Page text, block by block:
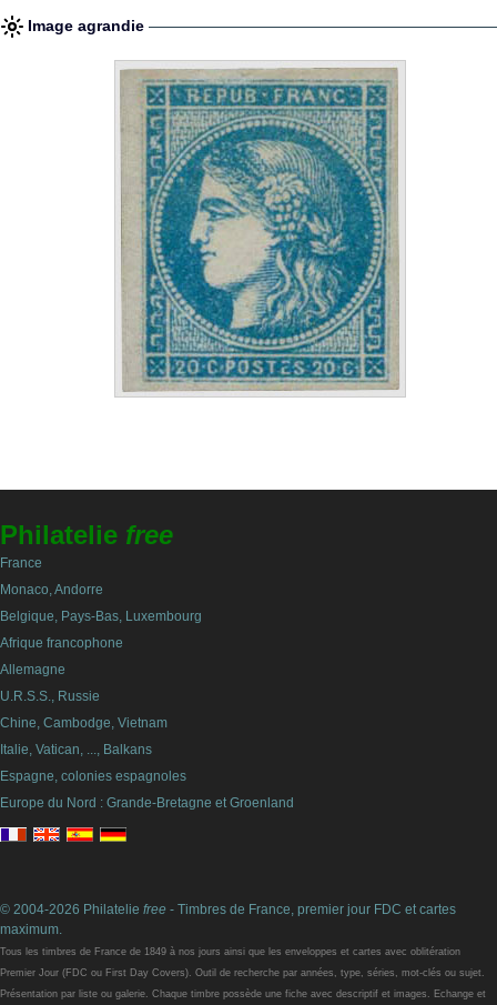
Image agrandie
Philatelie free
France
Monaco, Andorre
Belgique, Pays-Bas, Luxembourg
Afrique francophone
Allemagne
U.R.S.S., Russie
Chine, Cambodge, Vietnam
Italie, Vatican, ..., Balkans
Espagne, colonies espagnoles
Europe du Nord : Grande-Bretagne et Groenland
© 2004-2026 Philatelie free - Timbres de France, premier jour FDC et cartes
maximum.
Tous les timbres de France de 1849 à nos jours ainsi que les enveloppes et cartes avec oblitération
Premier Jour (FDC ou First Day Covers). Outil de recherche par années, type, séries, mot-clés ou sujet.
Présentation par liste ou galerie. Chaque timbre possède une fiche avec descriptif et images. Echange et